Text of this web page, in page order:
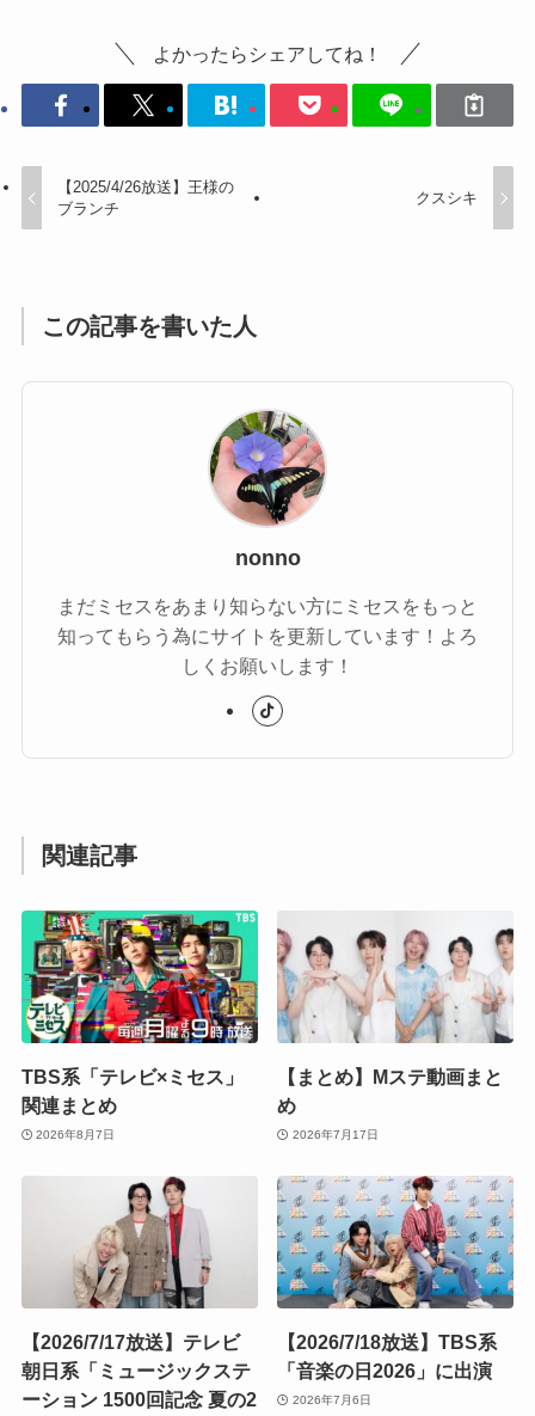
よかったらシェアしてね！
【2025/4/26放送】王様の
ブランチ
クスシキ
この記事を書いた人
nonno
まだミセスをあまり知らない方にミセスをもっと
知ってもらう為にサイトを更新しています！よろ
しくお願いします！
関連記事
TBS系「テレビ×ミセス」
関連まとめ
2026年8月7日
【まとめ】Mステ動画まと
め
2026年7月17日
【2026/7/17放送】テレビ
朝日系「ミュージックステ
ーション 1500回記念 夏の2
【2026/7/18放送】TBS系
「音楽の日2026」に出演
2026年7月6日